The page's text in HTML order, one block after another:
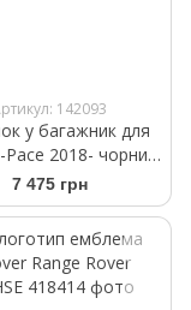
142093
у багажник для
Pace 2018- чорний
401242
7 475 грн